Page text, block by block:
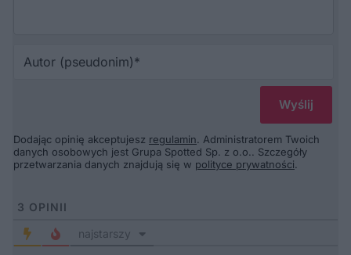
Dodając opinię akceptujesz regulamin. Administratorem Twoich
danych osobowych jest Grupa Spotted Sp. z o.o.. Szczegóły
przetwarzania danych znajdują się w polityce prywatności.
3 OPINII
najstarszy